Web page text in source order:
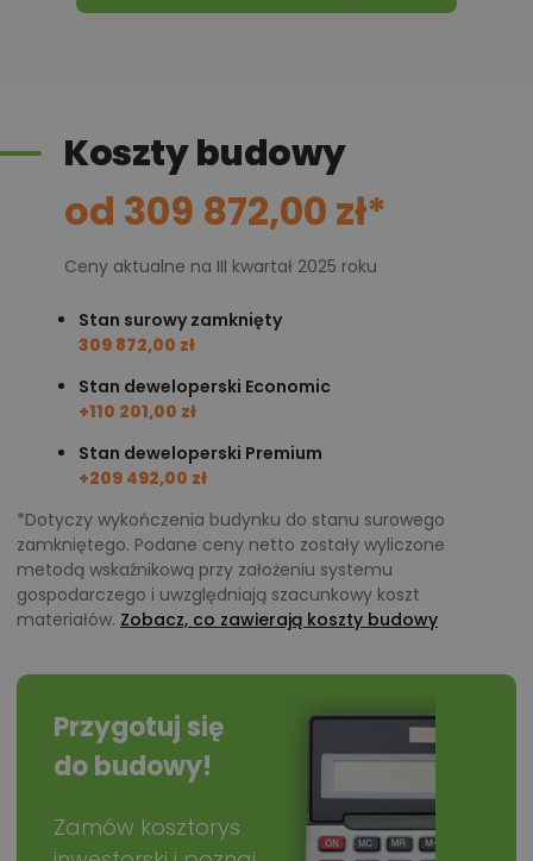
Koszty budowy
od 309 872,00 zł*
Ceny aktualne na III kwartał 2025 roku
Stan surowy zamknięty
309 872,00 zł
Stan deweloperski Economic
+110 201,00 zł
Stan deweloperski Premium
+209 492,00 zł
*Dotyczy wykończenia budynku do stanu surowego
zamkniętego. Podane ceny netto zostały wyliczone
metodą wskaźnikową przy założeniu systemu
gospodarczego i uwzględniają szacunkowy koszt
materiałów. Zobacz, co zawierają koszty budowy
Przygotuj się
do budowy!
Zamów kosztorys